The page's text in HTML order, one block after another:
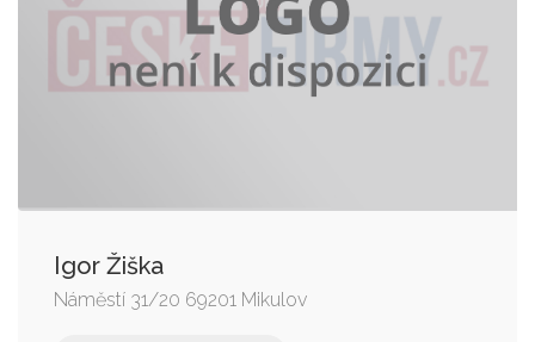
Igor Žiška
Náměstí 31/20 69201 Mikulov